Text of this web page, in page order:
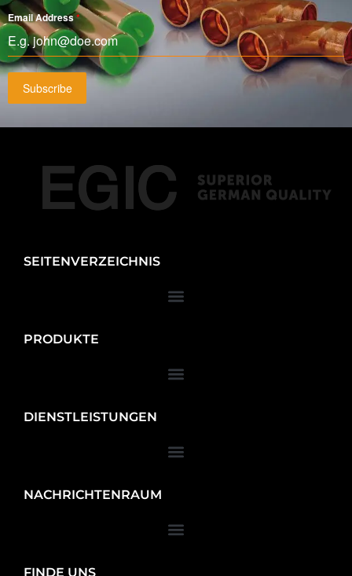
Email Address*
Subscribe
SEITENVERZEICHNIS
PRODUKTE
DIENSTLEISTUNGEN
NACHRICHTENRAUM
FINDE UNS